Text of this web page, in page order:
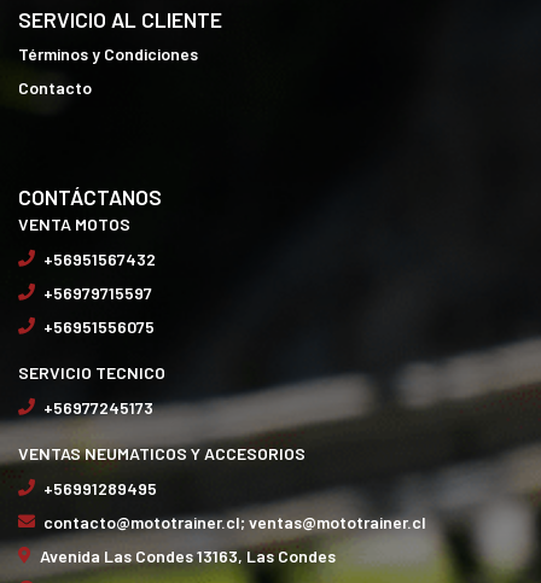
SERVICIO AL CLIENTE
Términos y Condiciones
Contacto
CONTÁCTANOS
VENTA MOTOS
+56951567432
+56979715597
+56951556075
SERVICIO TECNICO
+56977245173
VENTAS NEUMATICOS Y ACCESORIOS
+56991289495
contacto@mototrainer.cl; ventas@mototrainer.cl
Avenida Las Condes 13163, Las Condes